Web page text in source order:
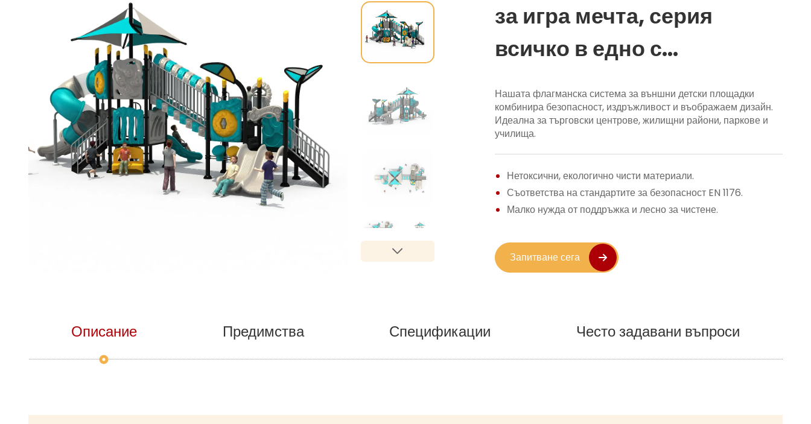
за игра мечта, серия
всичко в едно с
комбинирана пързалка
Нашата флагманска система за външни детски площадки
комбинира безопасност, издръжливост и въображаем дизайн.
Идеална за търговски центрове, жилищни райони, паркове и
училища.
Нетоксични, екологично чисти материали.
Съответства на стандартите за безопасност EN 1176.
Малко нужда от поддръжка и лесно за чистене.
Запитване сега
Описание Предимства Спецификации Често задавани въпроси